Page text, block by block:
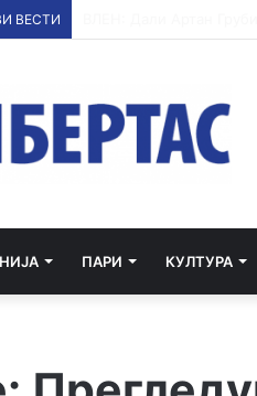
ВЕСТИ
ПАРИ КУЛТУРА